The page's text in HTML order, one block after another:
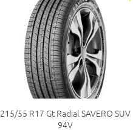
215/55 R17 Gt Radial SAVERO SUV
94V